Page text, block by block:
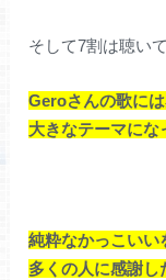
そして7割は聴い
Geroさんの歌に
大きなテーマにな
純粋なかっこいい
多くの人に感謝し